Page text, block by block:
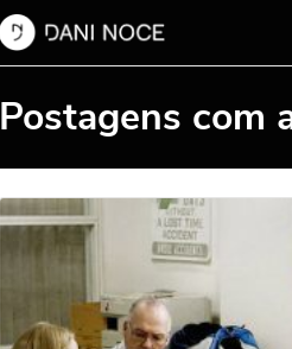
Postagens com